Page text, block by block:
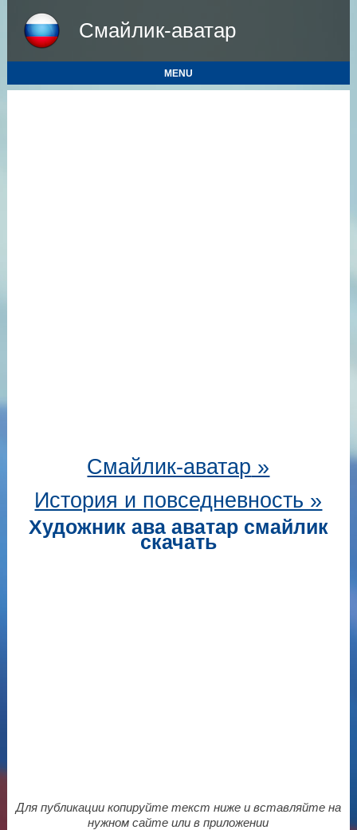
Смайлик-аватар
MENU
Смайлик-аватар »
История и повседневность »
Художник ава аватар смайлик
скачать
Для публикации копируйте текст ниже и вставляйте на
нужном сайте или в приложении